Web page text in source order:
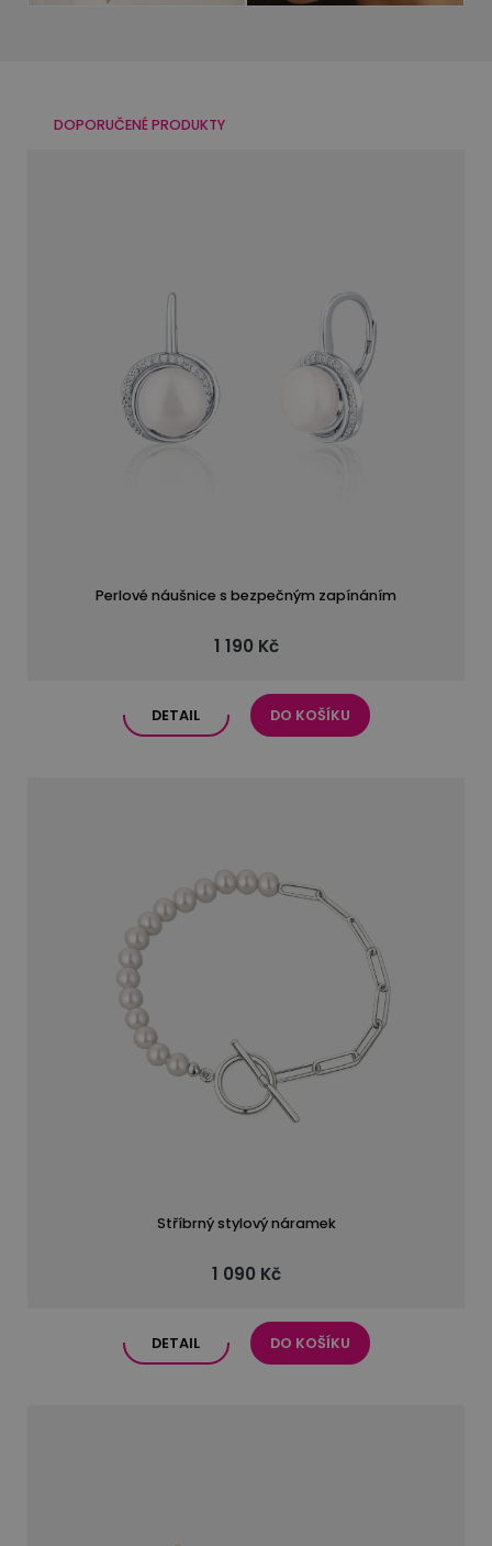
DOPORUČENÉ PRODUKTY
Perlové náušnice s bezpečným zapínáním
1 190 Kč
DETAIL DO KOŠÍKU
Stříbrný stylový náramek
1 090 Kč
DETAIL DO KOŠÍKU